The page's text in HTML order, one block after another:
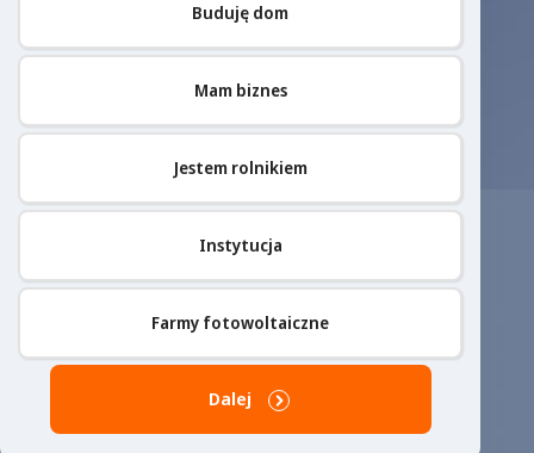
Buduję dom
Mam biznes
Jestem rolnikiem
Instytucja
Farmy fotowoltaiczne
Dalej